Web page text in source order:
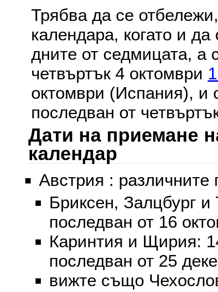
Трябва да се
календара, когато и
дните от седмицата, а
четвъртък 4 октомври
октомври (Испания), и
последван от
Дати на приемане
календар
Австрия :
Бриксен, Залцбург
последван от 16
Каринтия и Щирия:
последван от 25
вижте също